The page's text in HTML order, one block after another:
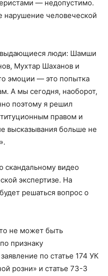
— недопустимо.
нарушение человеческой
люди: Шамши
Мухтар Шаханов и
эмоции — это попытка
А мы сегодня, наоборот,
поэтому я решил
правом и
высказывания больше не
видео
экспертизе. На
решаться вопрос о
не может быть
признаку
по статье 174 УК
розни» и статье 73-3